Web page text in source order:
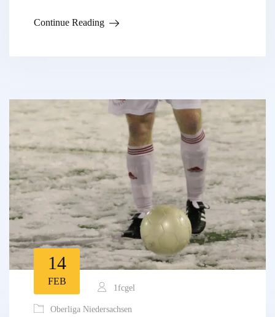
Continue Reading
14
FEB
1fcgel
Oberliga Niedersachsen